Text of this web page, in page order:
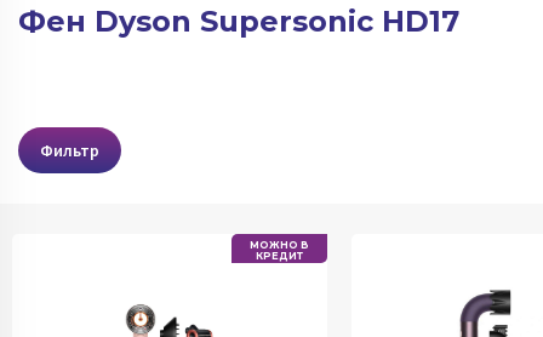
Фен Dyson Supersonic HD17
Фильтр
МОЖНО В
КРЕДИТ